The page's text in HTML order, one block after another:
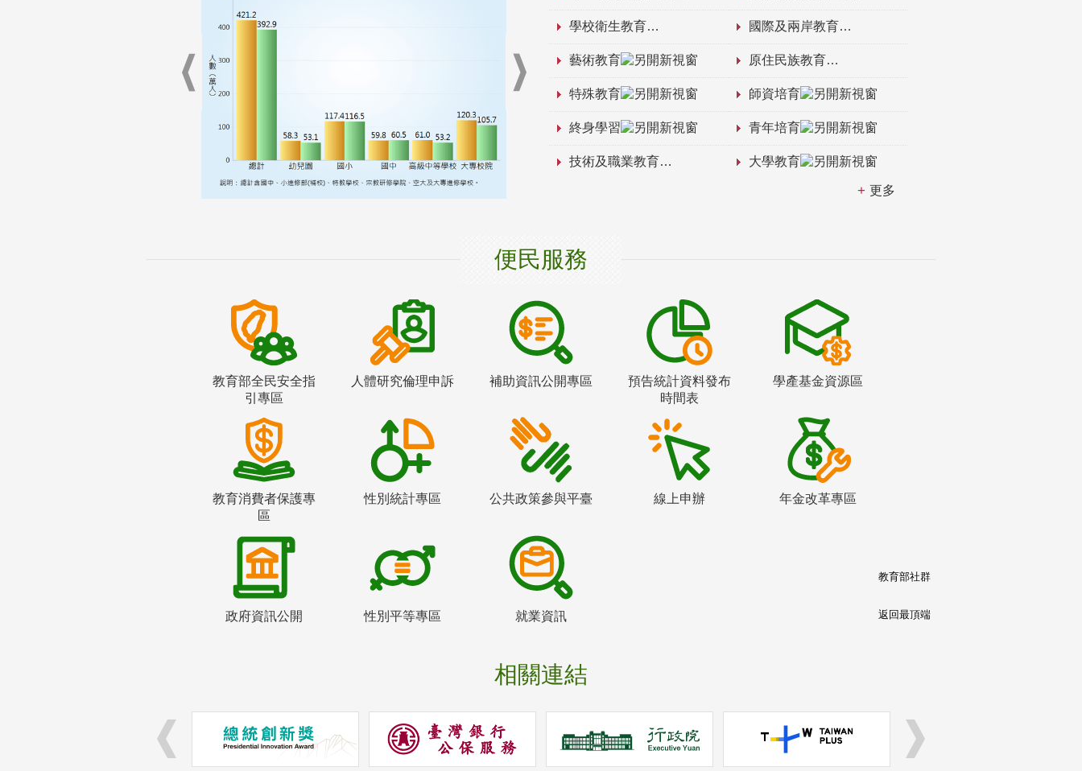
學校衛生教育 國際及兩岸教育
藝術教育 原住民族教育
特殊教育 師資培育
終身學習 青年培育
技術及職業教育 大學教育
更多
便民服務
教育部全民安全指
引專區
人體研究倫理申訴 補助資訊公開專區
預告統計資料發布
時間表
學產基金資源區
教育消費者保護專
區
性別統計專區 公共政策參與平臺 線上申辦 年金改革專區
政府資訊公開 性別平等專區 就業資訊
相關連結
教育部社群
返回最頂端